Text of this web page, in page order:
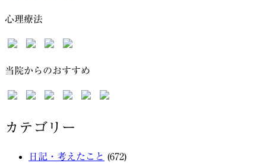
心理療法
当院からのおすすめ
カテゴリー
日記・考えたこと (672)